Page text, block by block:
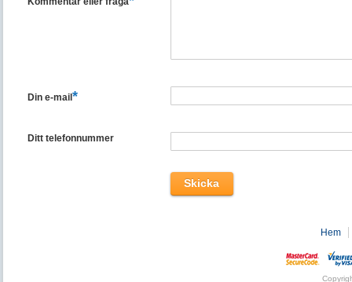
Din e-mail*
Ditt telefonnummer
Hem